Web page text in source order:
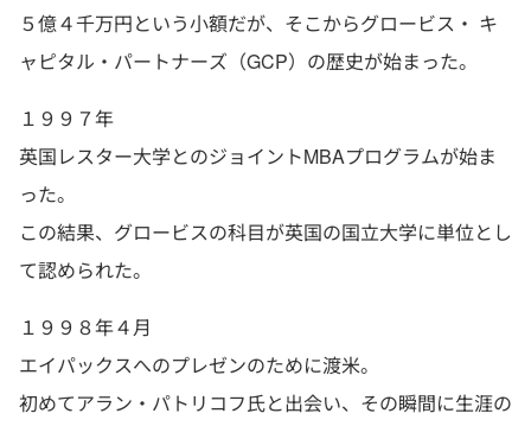
５億４千万円という小額だが、そこからグロービス・ キ
ャピタル・パートナーズ（GCP）の歴史が始まった。
１９９７年
英国レスター大学とのジョイントMBAプログラムが始ま
った。
この結果、グロービスの科目が英国の国立大学に単位とし
て認められた。
１９９８年４月
エイパックスへのプレゼンのために渡米。
初めてアラン・パトリコフ氏と出会い、その瞬間に生涯の